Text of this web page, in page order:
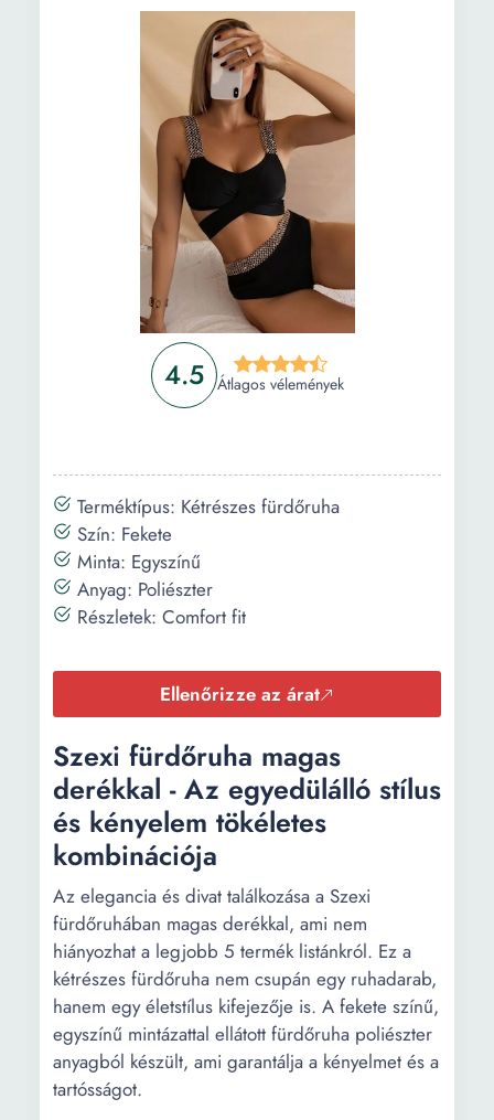
4.5 Átlagos vélemények
Terméktípus: Kétrészes fürdőruha
Szín: Fekete
Minta: Egyszínű
Anyag: Poliészter
Részletek: Comfort fit
Ellenőrizze az árat
Szexi fürdőruha magas
derékkal - Az egyedülálló stílus
és kényelem tökéletes
kombinációja
Az elegancia és divat találkozása a Szexi
fürdőruhában magas derékkal, ami nem
hiányozhat a legjobb 5 termék listánkról. Ez a
kétrészes fürdőruha nem csupán egy ruhadarab,
hanem egy életstílus kifejezője is. A fekete színű,
egyszínű mintázattal ellátott fürdőruha poliészter
anyagból készült, ami garantálja a kényelmet és a
tartósságot.